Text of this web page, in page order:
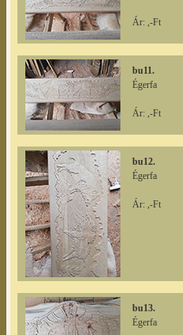
Ár: ,-Ft
bu11.
Égerfa
Ár: ,-Ft
bu12.
Égerfa
Ár: ,-Ft
bu13.
Égerfa